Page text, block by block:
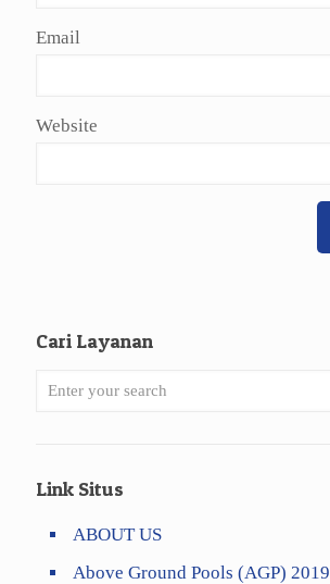
Email
Website
Cari Layanan
Link Situs
ABOUT US
Above Ground Pools (AGP) 2019